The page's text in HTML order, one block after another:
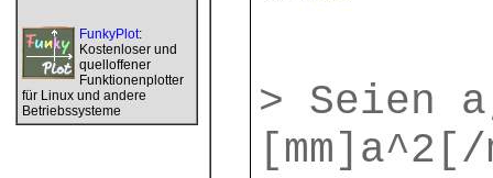
FunkyPlot:
Kostenloser und
quelloffener
Funktionenplotter
für Linux und andere
Betriebssysteme
> Seien